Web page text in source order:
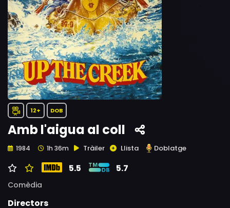
12+ DOB
Amb l'aigua al coll
1984 1h 36m Tràiler Llista Doblatge
5.5 5.7
Comèdia
Directors